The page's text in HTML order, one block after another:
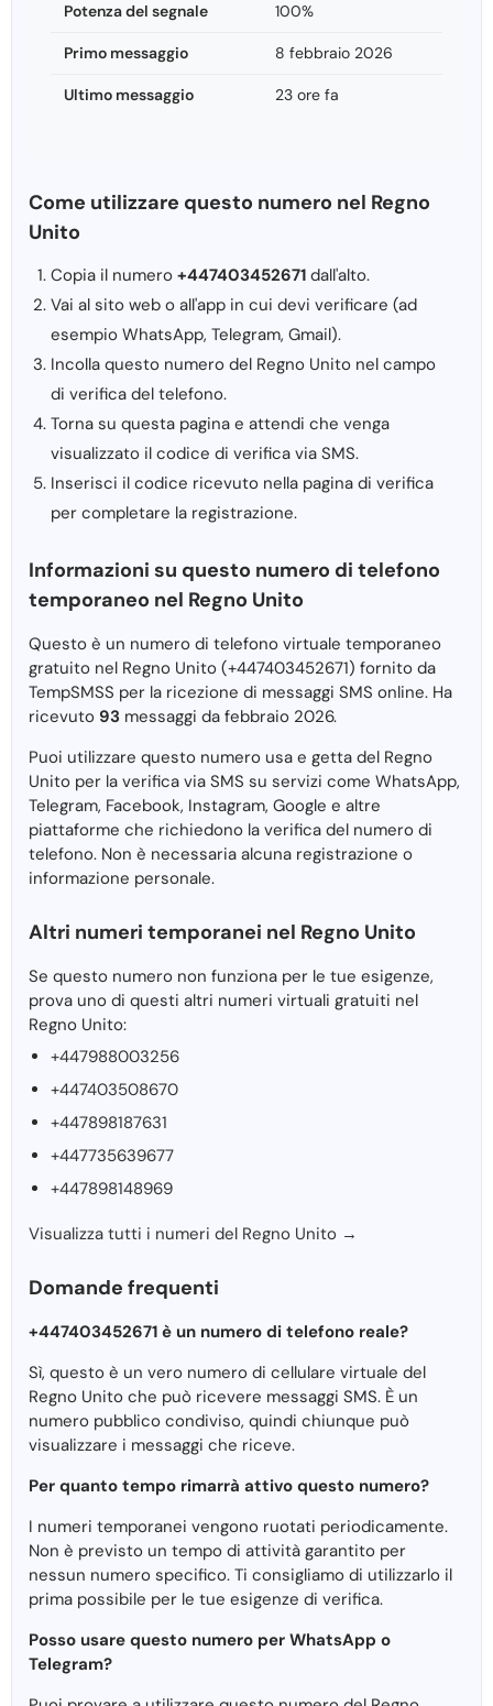
Potenza del segnale 100%
Primo messaggio 8 febbraio 2026
Ultimo messaggio 23 ore fa
Come utilizzare questo numero nel Regno
Unito
Copia il numero +447403452671 dall'alto.
Vai al sito web o all'app in cui devi verificare (ad
esempio WhatsApp, Telegram, Gmail).
Incolla questo numero del Regno Unito nel campo
di verifica del telefono.
Torna su questa pagina e attendi che venga
visualizzato il codice di verifica via SMS.
Inserisci il codice ricevuto nella pagina di verifica
per completare la registrazione.
Informazioni su questo numero di telefono
temporaneo nel Regno Unito
Questo è un numero di telefono virtuale temporaneo
gratuito nel Regno Unito (+447403452671) fornito da
TempSMSS per la ricezione di messaggi SMS online. Ha
ricevuto 93 messaggi da febbraio 2026.
Puoi utilizzare questo numero usa e getta del Regno
Unito per la verifica via SMS su servizi come WhatsApp,
Telegram, Facebook, Instagram, Google e altre
piattaforme che richiedono la verifica del numero di
telefono. Non è necessaria alcuna registrazione o
informazione personale.
Altri numeri temporanei nel Regno Unito
Se questo numero non funziona per le tue esigenze,
prova uno di questi altri numeri virtuali gratuiti nel
Regno Unito:
+447988003256
+447403508670
+447898187631
+447735639677
+447898148969
Visualizza tutti i numeri del Regno Unito →
Domande frequenti
+447403452671 è un numero di telefono reale?
Sì, questo è un vero numero di cellulare virtuale del
Regno Unito che può ricevere messaggi SMS. È un
numero pubblico condiviso, quindi chiunque può
visualizzare i messaggi che riceve.
Per quanto tempo rimarrà attivo questo numero?
I numeri temporanei vengono ruotati periodicamente.
Non è previsto un tempo di attività garantito per
nessun numero specifico. Ti consigliamo di utilizzarlo il
prima possibile per le tue esigenze di verifica.
Posso usare questo numero per WhatsApp o
Telegram?